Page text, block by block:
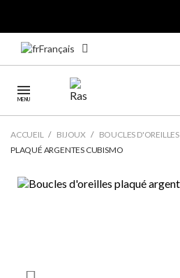
Français
MENU
ACCUEIL BIJOUX BOUCLES D'OREILLES
PLAQUÉ ARGENTES CUBISMO